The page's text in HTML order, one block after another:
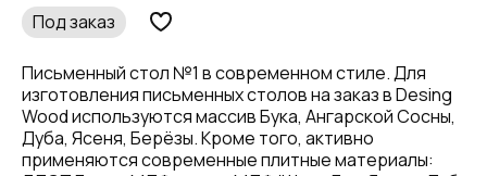
Под заказ
Письменный стол №1 в современном стиле. Для
изготовления письменных столов на заказ в Desing
Wood используются массив Бука, Ангарской Сосны,
Дуба, Ясеня, Берёзы. Кроме того, активно
применяются современные плитные материалы: